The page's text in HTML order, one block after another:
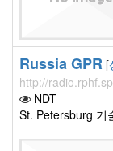
Russia GPR [
http://
NDT
St. Petersburg 기